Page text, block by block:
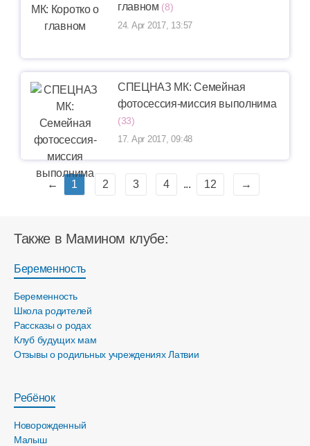
главном (8)
24. Apr 2017, 13:57
СПЕЦНАЗ МК: Семейная
фотосессия-миссия выполнима
(33)
17. Apr 2017, 09:48
← 1 2 3 4 ... 12 →
Также в Мамином клубе:
Беременность
Беременность
Школа родителей
Рассказы о родах
Клуб будущих мам
Отзывы о родильных учреждениях Латвии
Ребёнок
Новорожденный
Малыш